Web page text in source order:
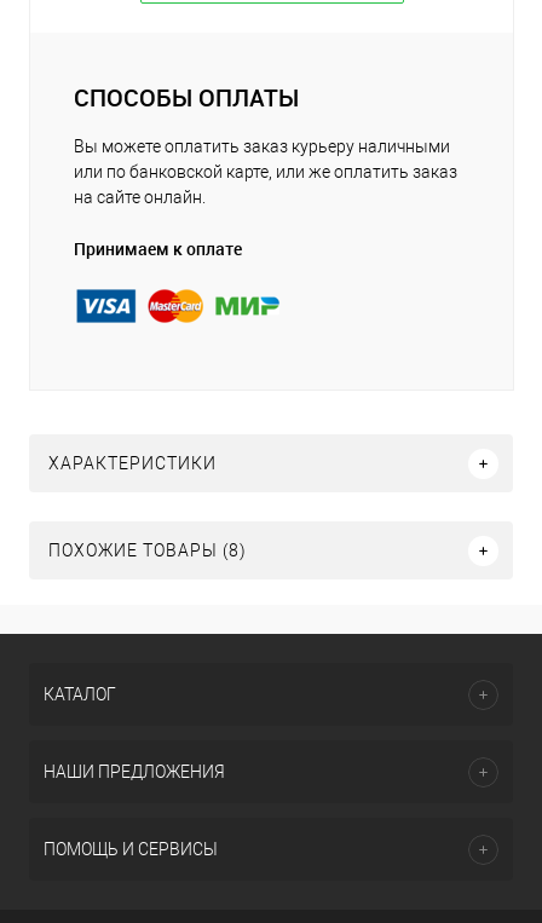
СПОСОБЫ ОПЛАТЫ
Вы можете оплатить заказ курьеру наличными
или по банковской карте, или же оплатить заказ
на сайте онлайн.
Принимаем к оплате
ХАРАКТЕРИСТИКИ
ПОХОЖИЕ ТОВАРЫ (8)
КАТАЛОГ
НАШИ ПРЕДЛОЖЕНИЯ
ПОМОЩЬ И СЕРВИСЫ